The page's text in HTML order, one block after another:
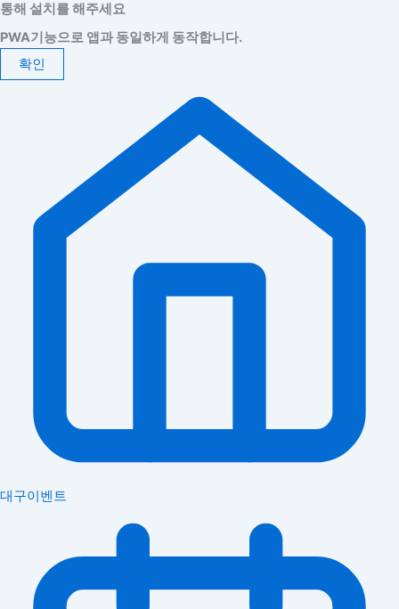
통해 설치를 해주세요
PWA기능으로 앱과 동일하게 동작합니다.
확인
대구이벤트